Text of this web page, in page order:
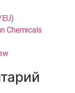
Chemicals